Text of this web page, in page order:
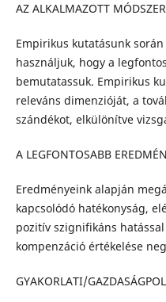
AZ ALKALMAZOTT
Empirikus kutatásunk során
használjuk, hogy a
bemutatassuk. Empirikus
releváns dimenzióját, a
szándékot, elkülönítve
A LEGFONTOSABB
Eredményeink alapján
kapcsolódó hatékonyság,
pozitív szignifikáns
kompenzáció értékelése
GYAKORLATI/